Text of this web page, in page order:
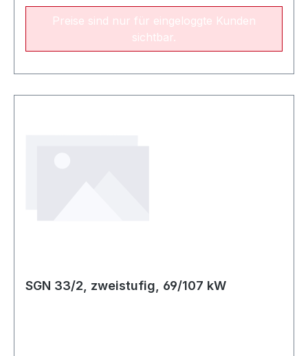
selbstschließende Luftklappe, verstellbare
Ansaugluftführung, funkentstörter Zündtrafo,
Gebläsedrucküberwachung sowie
und flammengeprüft.
Preise sind nur für eingeloggte Kunden
sichtbar.
SGN 33/2, zweistufig, 69/107 kW